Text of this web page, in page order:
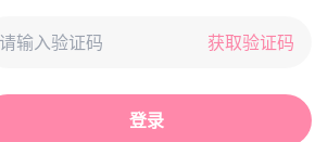
获取验证码
登录